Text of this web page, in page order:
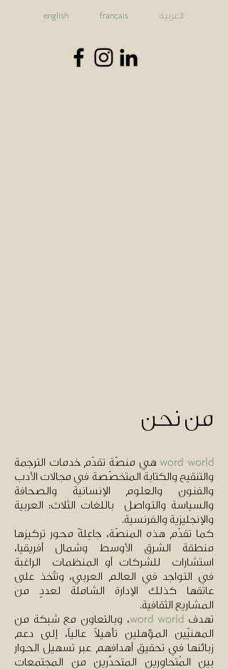
english français العربية
word world هي منصّة تقدّم خدمات الترجمة
والتنقيح والكتابة المتخصّصة في مجالات الأدب
والفنون والعلوم الإنسانية والصحافة
والسياسة والتواصل باللغات الثلاث: العربية
والإنجليزية والفرنسية.
كما تقدّم هذه المنصّة، جاعِلةً محور تركيزها
منطقة الشرق الأوسط وشمال أفريقيا،
استشارات للشركات أو المنظمات الراغبة
في التواجد في العالم العربي، وتتّخذ على
عاتقها كذلك الإدارة الشاملة لعددٍ من
المشاريع الثقافية.
تهدف word world، وبالتعاون مع شبكة من
المهنيّين المؤهلين تأهيلاً عالياً، إلى دعم
زبائنها في تحقيق أهدافهم عبر تسهيل الحوار
بين المُتحاوِرين المتحدِّرين من المجتمعات
من نحن